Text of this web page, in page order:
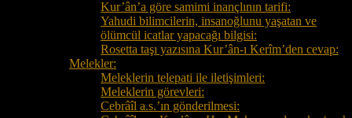
Kur’ân’a göre samimi inançlının tarifi:
Yahudi bilimcilerin, insanoğlunu yaşatan ve
ölümcül icatlar yapacağı bilgisi:
Rosetta taşı yazısına Kur’ân-ı Kerîm’den cevap:
Melekler:
Meleklerin telepati ile iletişimleri:
Meleklerin görevleri:
Cebrâîl a.s.’ın gönderilmesi: